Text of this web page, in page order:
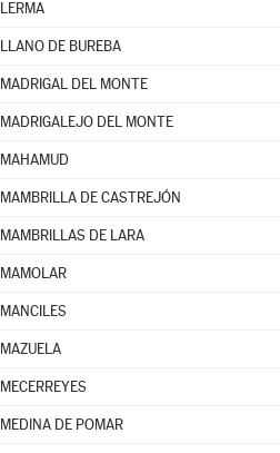
LERMA
LLANO DE BUREBA
MADRIGAL DEL MONTE
MADRIGALEJO DEL MONTE
MAHAMUD
MAMBRILLA DE CASTREJÓN
MAMBRILLAS DE LARA
MAMOLAR
MANCILES
MAZUELA
MECERREYES
MEDINA DE POMAR